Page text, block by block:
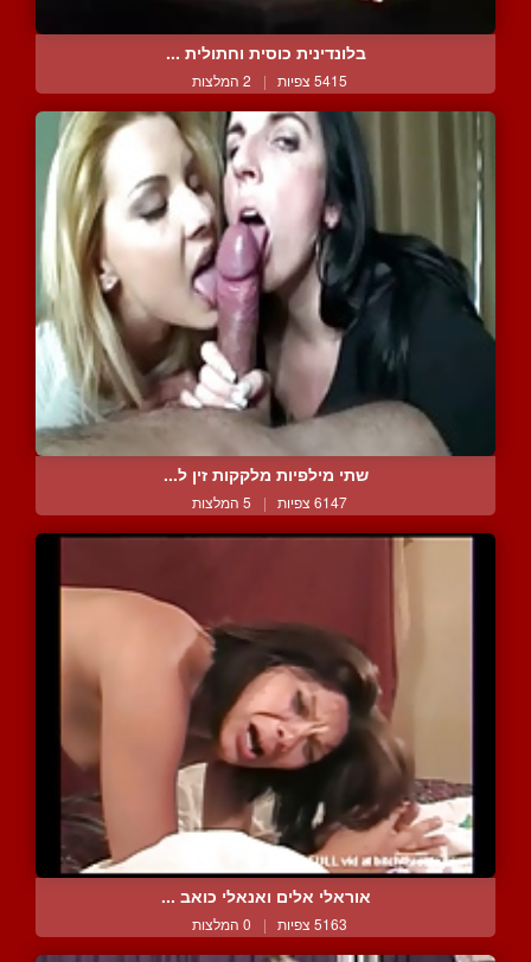
בלונדינית כוסית וחתולית ...
5415 צפיות | 2 המלצות
שתי מילפיות מלקקות זין ל...
6147 צפיות | 5 המלצות
אוראלי אלים ואנאלי כואב ...
5163 צפיות | 0 המלצות